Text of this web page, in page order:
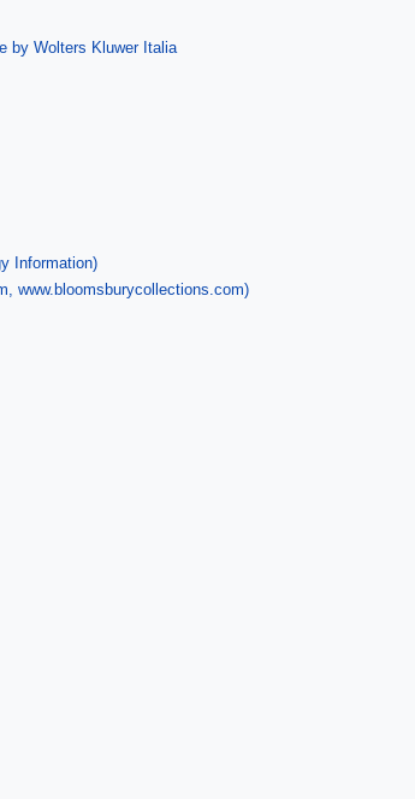
by Wolters Kluwer Italia
Information)
www.bloomsburycollections.com)